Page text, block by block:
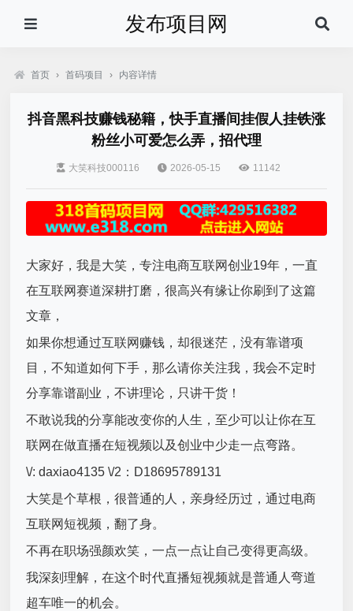
发布项目网
首页 › 首码项目 › 内容详情
抖音黑科技赚钱秘籍，快手直播间挂假人挂铁涨
粉丝小可爱怎么弄，招代理
大笑科技000116 2026-05-15 11142
大家好，我是大笑，专注电商互联网创业19年，一直
在互联网赛道深耕打磨，很高兴有缘让你刷到了这篇
文章，
如果你想通过互联网赚钱，却很迷茫，没有靠谱项
目，不知道如何下手，那么请你关注我，我会不定时
分享靠谱副业，不讲理论，只讲干货！
不敢说我的分享能改变你的人生，至少可以让你在互
联网在做直播在短视频以及创业中少走一点弯路。
\/: daxiao4135 \/2：D18695789131
大笑是个草根，很普通的人，亲身经历过，通过电商
互联网短视频，翻了身。
不再在职场强颜欢笑，一点一点让自己变得更高级。
我深刻理解，在这个时代直播短视频就是普通人弯道
超车唯一的机会。